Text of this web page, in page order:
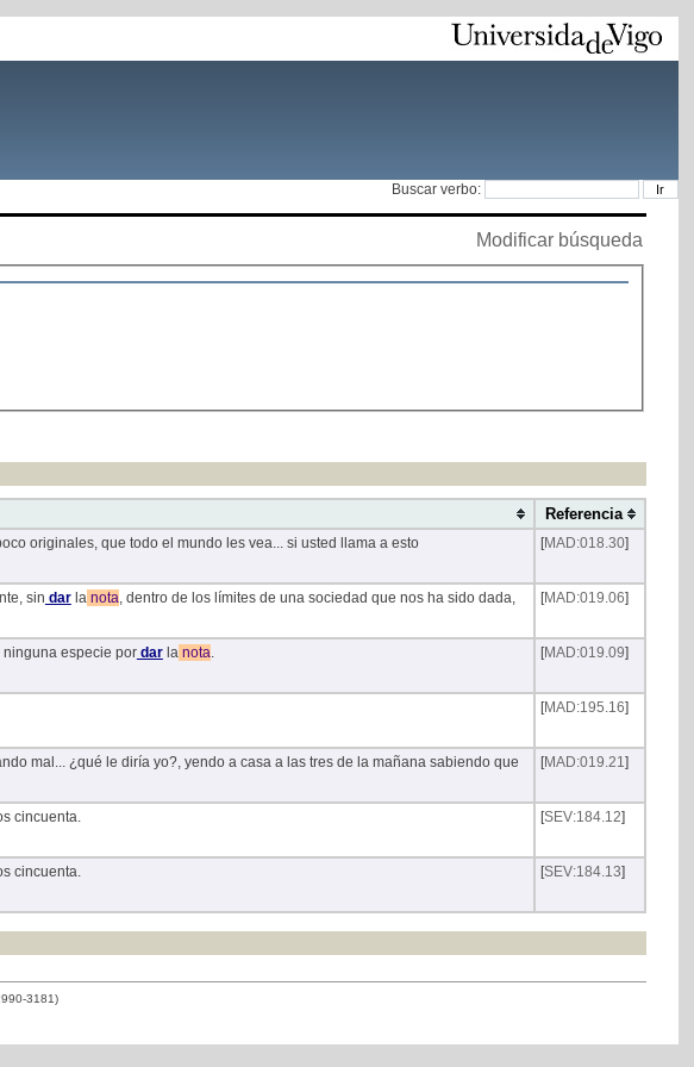
Buscar verbo:
Modificar búsqueda
Referencia
originales, que todo el mundo les vea... si usted llama a esto [MAD:018.30]
sin darlanota, dentro de los límites de una sociedad que nos ha sido dada,
[MAD:019.06]
especie pordarlanota. [MAD:019.09]
[MAD:195.16]
mal... ¿qué le diría yo?, yendo a casa a las tres de la mañana sabiendo que
[MAD:019.21]
cincuenta. [SEV:184.12]
cincuenta. [SEV:184.13]
3181)